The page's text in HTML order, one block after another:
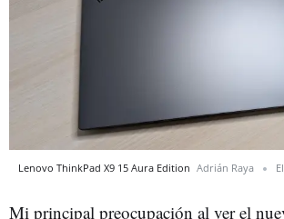
Lenovo ThinkPad X9 15 Aura Edition Adrián Raya
Mi principal preocupación al ver el